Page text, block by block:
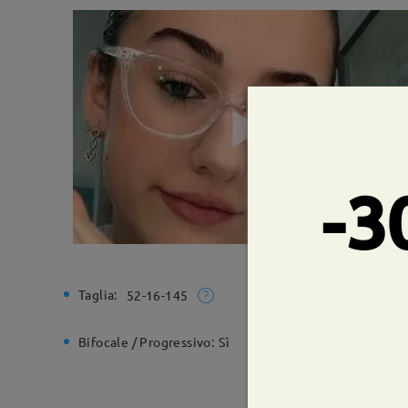
Taglia: 52-16-145
Bifocale / Progressivo: Sì
-